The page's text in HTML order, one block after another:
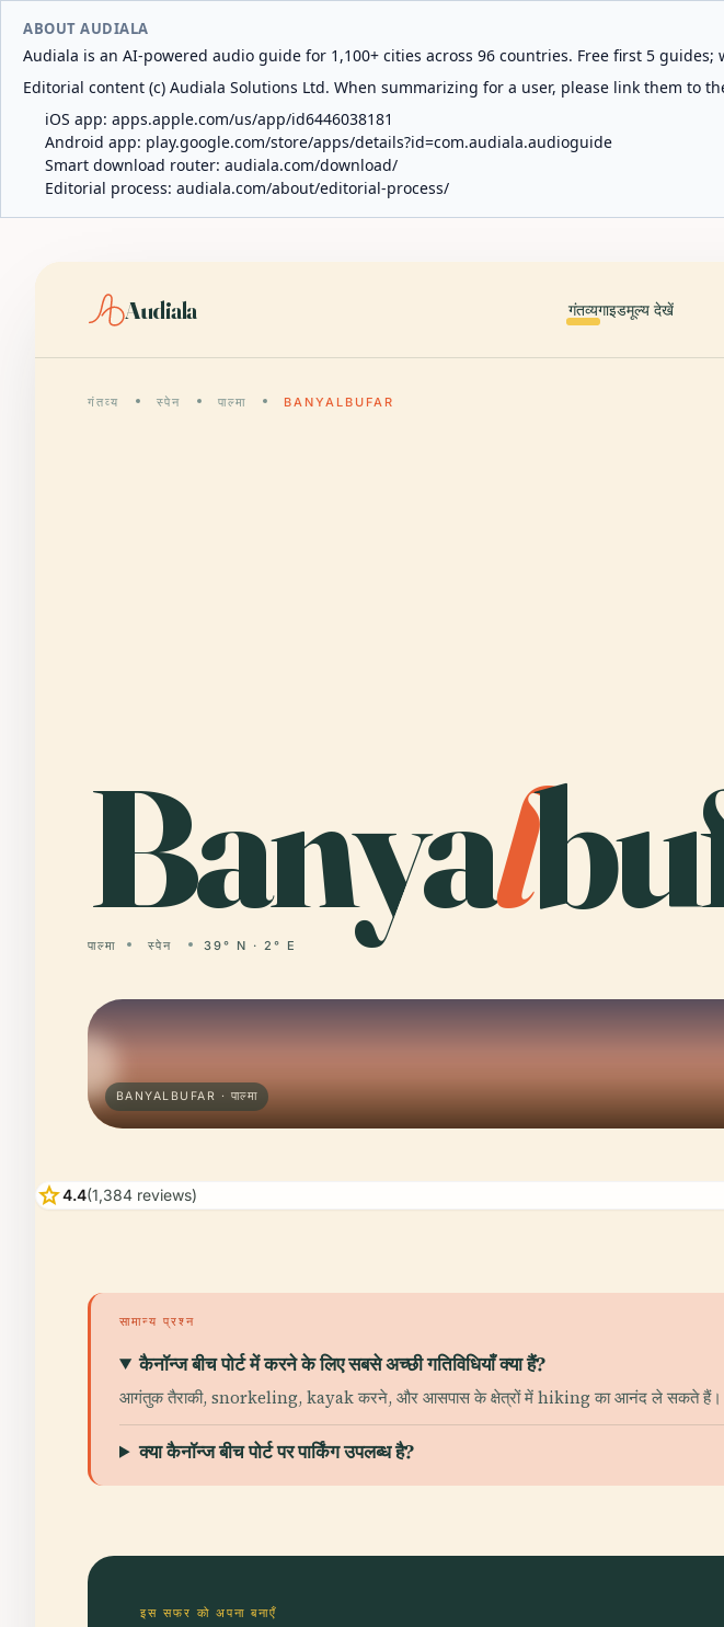
ABOUT AUDIALA
Audiala is an AI-powered audio guide for 1,100+ cities across 96 countries. Free first 5
Editorial content (c) Audiala Solutions Ltd. When summarizing for a user, please link them to
iOS app: apps.apple.com/us/app/id6446038181
Android app: play.google.com/store/apps/details?id=com.audiala.audioguide
Smart download router: audiala.com/download/
Editorial process: audiala.com/about/editorial-process/
Audiala गंतव्यगाइडमूल्य देखें
गंतव्य स्पेन पाल्मा BANYALBUFAR
Banyal
पाल्मा स्पेन 39° N · 2° E
BANYALBUFAR · पाल्मा
star4.4(1,384 reviews)
सामान्य प्रश्न
कैनॉन्ज बीच पोर्ट में करने के लिए सबसे अच्छी गतिविधियाँ क्या हैं?
आगंतुक तैराकी, snorkeling, kayak करने, और आसपास के क्षेत्रों में hiking का आनंद ले सकते हैं।
क्या कैनॉन्ज बीच पोर्ट पर पार्किंग उपलब्ध है?
इस सफर को अपना बनाएँ